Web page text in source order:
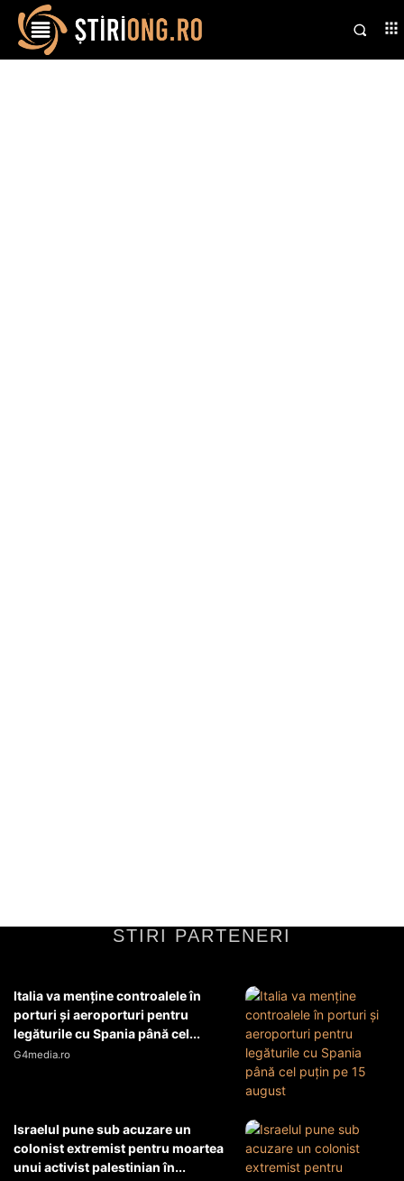
STIRI PARTENERI
Italia va menţine controalele în
porturi şi aeroporturi pentru
legăturile cu Spania până cel...
G4media.ro
Israelul pune sub acuzare un
colonist extremist pentru moartea
unui activist palestinian în...